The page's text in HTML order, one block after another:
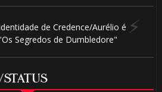
de Credence/Aurélio é
Segredos de Dumbledore"
STATUS